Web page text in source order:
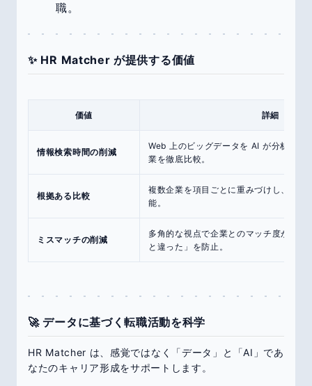
職。
✨ HR Matcher が提供する価値
価値 詳細
情報検索時間の削減
Web 上のビッグデータを AI が分析し、
業を徹底比較。
根拠ある比較
複数企業を項目ごとに重みづけし、デー
能。
ミスマッチの削減
多角的な視点で企業とのマッチ度がわか
と違った」を防止。
🚀 データに基づく転職活動を科学
HR Matcher は、感覚ではなく「データ」と「AI」であ
なたのキャリア形成をサポートします。